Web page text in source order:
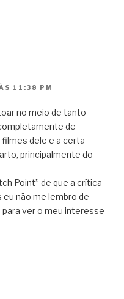
11:38 PM
no meio de tanto
de
dele e a certa
principalmente do
Point” de que a crítica
não me lembro de
para ver o meu interesse